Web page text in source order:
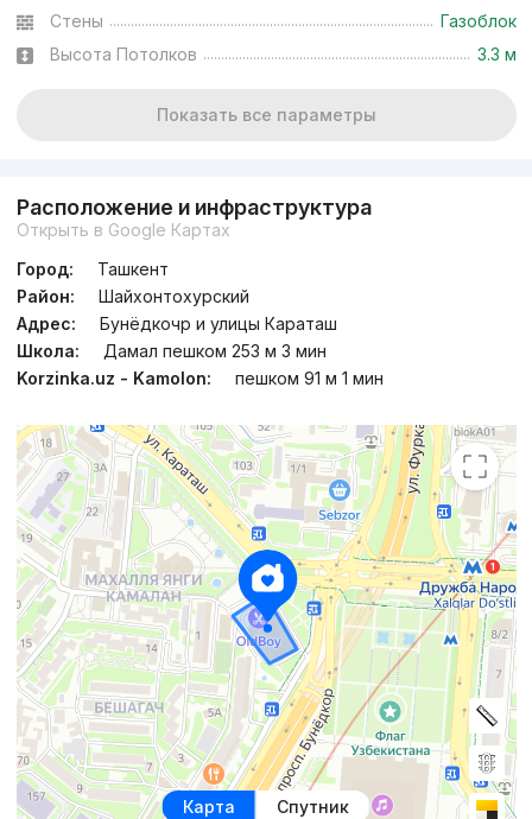
Стены
Газоблок
Высота Потолков
3.3 м
Показать все параметры
Расположение и инфраструктура
Открыть в Google Картах
Город:
Ташкент
Район:
Шайхонтохурский
Адрес:
Бунёдкочр и улицы Караташ
Школа:
Дамал пешком 253 м 3 мин
Korzinka.uz - Kamolon:
пешком 91 м 1 мин
Карта Спутник